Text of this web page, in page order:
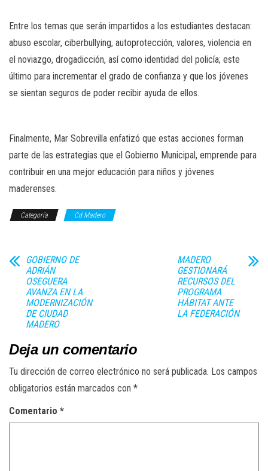
Entre los temas que serán impartidos a los estudiantes destacan:
abuso escolar, ciberbullying, autoprotección, valores, violencia en
el noviazgo, drogadicción, así como identidad del policía; este
último para incrementar el grado de confianza y que los jóvenes
se sientan seguros de poder recibir ayuda de ellos.
Finalmente, Mar Sobrevilla enfatizó que estas acciones forman
parte de las estrategias que el Gobierno Municipal, emprende para
contribuir en una mejor educación para niños y jóvenes
maderenses.
Categoría Cd Madero
GOBIERNO DE
ADRIÁN
OSEGUERA
AVANZA EN LA
MODERNIZACIÓN
DE CIUDAD
MADERO
MADERO
GESTIONARÁ
RECURSOS DEL
PROGRAMA
HÁBITAT ANTE
LA FEDERACIÓN
Deja un comentario
Tu dirección de correo electrónico no será publicada. Los campos
obligatorios están marcados con *
Comentario *